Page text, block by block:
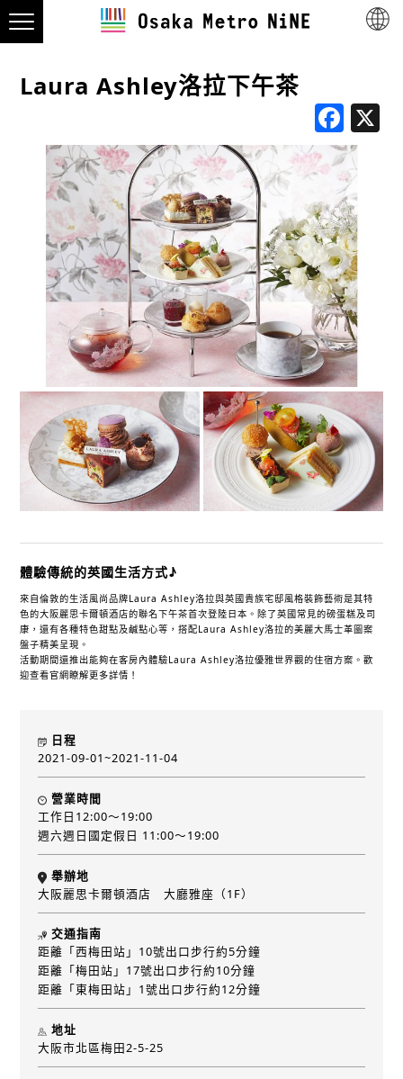
Laura Ashley洛拉下午茶
體驗傳統的英國生活方式♪
來自倫敦的生活風尚品牌Laura Ashley洛拉與英國貴族宅邸風格裝飾藝術是其特
色的大阪麗思卡爾頓酒店的聯名下午茶首次登陸日本。除了英國常見的磅蛋糕及司
康，還有各種特色甜點及鹹點心等，搭配Laura Ashley洛拉的美麗大馬士革圖案
盤子精美呈現。
活動期間還推出能夠在客房內體驗Laura Ashley洛拉優雅世界觀的住宿方案。歡
迎查看官網瞭解更多詳情！
日程
2021-09-01~2021-11-04
營業時間
工作日12:00～19:00
週六週日國定假日 11:00～19:00
舉辦地
大阪麗思卡爾頓酒店 大廳雅座（1F）
交通指南
距離「西梅田站」10號出口步行約5分鐘
距離「梅田站」17號出口步行約10分鐘
距離「東梅田站」1號出口步行約12分鐘
地址
大阪市北區梅田2-5-25